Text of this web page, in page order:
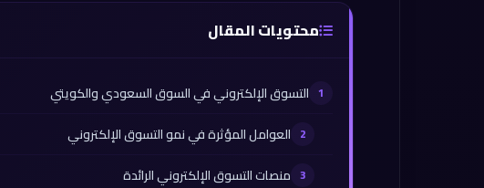
محتويات المقال
التسوق الإلكتروني في السوق السعودي والكويتي
العوامل المؤثرة في نمو التسوق الإلكتروني
منصات التسوق الإلكتروني الرائدة